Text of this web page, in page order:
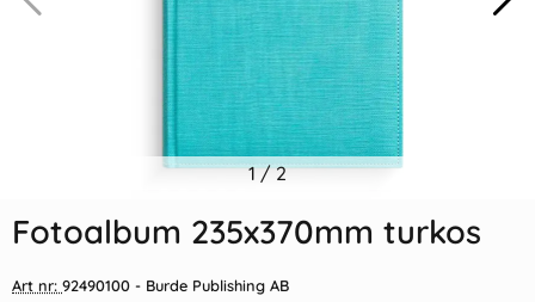
Indexflikar och Frixion clicker
55 kr/st
Kollegieblock 90g rutat
45 kr/st
1/2
Fotoalbum 235x370mm turkos
Art nr: 92490100 - Burde Publishing AB